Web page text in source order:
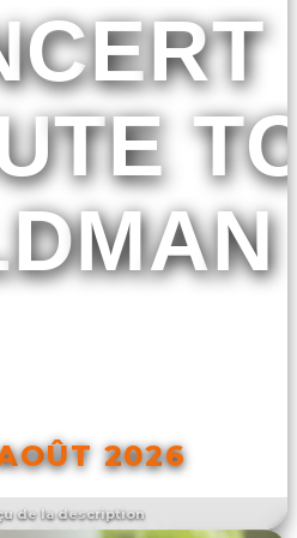
de la description
2026
L'ÉVÉNEMENT